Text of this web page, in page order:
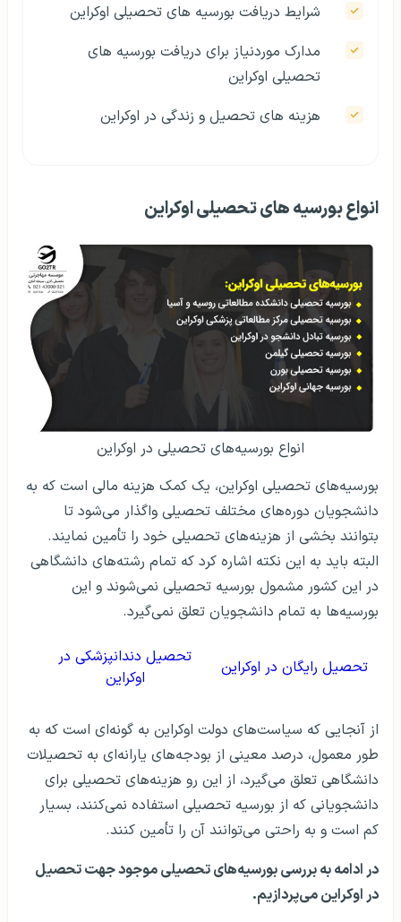
شرایط دریافت بورسیه های تحصیلی اوکراین
مدارک موردنیاز برای دریافت بورسیه های
تحصیلی اوکراین
هزینه‌ های تحصيل و زندگی در اوکراین
انواع بورسیه های تحصیلی اوکراین
انواع بورسیه‎‌های تحصیلی در اوکراین
بورسیه‌های تحصیلی اوکراین، یک کمک هزینه مالی است که به
دانشجویان دوره‌های مختلف تحصیلی واگذار می‌شود تا
بتوانند بخشی از هزینه‌های تحصیلی خود را تأمین نمایند.
البته باید به این نکته اشاره کرد که تمام رشته‌های دانشگاهی
در این کشور مشمول بورسیه تحصیلی نمی‌شوند و این
بورسیه‌ها به تمام دانشجویان تعلق نمی‌گیرد.
تحصیل رایگان در اوکراین
تحصیل دندانپزشکی در
اوکراین
از آنجایی که سیاست‌های دولت اوکراین به گونه‌ای است که به
طور معمول، درصد معینی از بودجه‌های یارانه‌ای به تحصیلات
دانشگاهی تعلق می‌گیرد، از این رو هزینه‌های تحصیلی برای
دانشجویانی که از بورسیه تحصیلی استفاده نمی‌کنند، بسیار
کم است و به راحتی می‌توانند آن را تأمین کنند.
در ادامه به بررسی بورسیه‌های تحصیلی موجود جهت تحصیل
در اوکراین می‌پردازیم.